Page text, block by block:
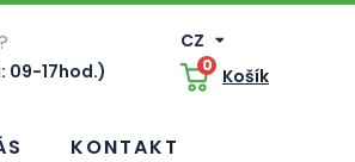
09-17hod.)
CZ
0 Košík
KONTAKT